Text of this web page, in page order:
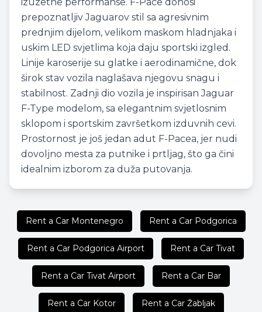
prepoznatljiv Jaguarov stil sa agresivnim
prednjim dijelom, velikom maskom hladnjaka i
uskim LED svjetlima koja daju sportski izgled.
Linije karoserije su glatke i aerodinamične, dok
širok stav vozila naglašava njegovu snagu i
stabilnost. Zadnji dio vozila je inspirisan Jaguar
F-Type modelom, sa elegantnim svjetlosnim
sklopom i sportskim završetkom izduvnih cevi.
Prostornost je još jedan adut F-Pacea, jer nudi
dovoljno mesta za putnike i prtljag, što ga čini
idealnim izborom za duža putovanja.
Rent a Car Montenegro Rent a Car Podgorica
Rent a Car Podgorica Airport Rent a Car Tivat
Rent a Car Tivat Airport Rent a Car Bar
Rent a Car Kotor Rent a Car Žabljak